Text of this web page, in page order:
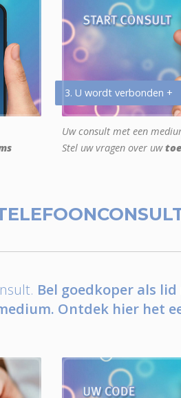
3. U wordt verbonden +
Uw consult met een
Stel uw vragen over uw
Bel goedkoper als
Ontdek hier het